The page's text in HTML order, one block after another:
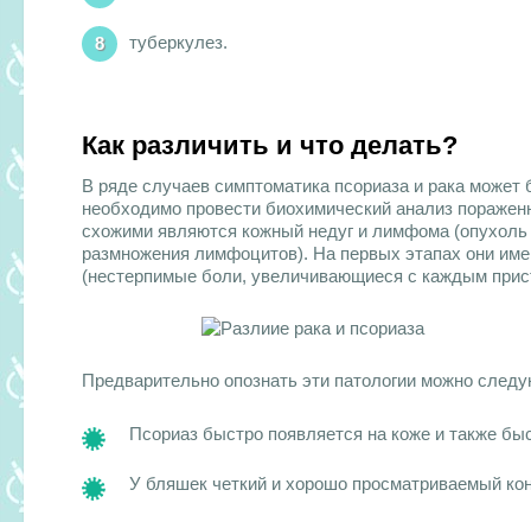
туберкулез.
Как различить и что делать?
В ряде случаев симптоматика псориаза и рака
необходимо провести биохимический анализ
схожими являются кожный недуг и лимфома (опухоль
размножения лимфоцитов). На первых этапах они
(нестерпимые боли, увеличивающиеся с каждым
Предварительно опознать эти патологии можно
Псориаз быстро появляется на коже и также
У бляшек четкий и хорошо просматриваемый